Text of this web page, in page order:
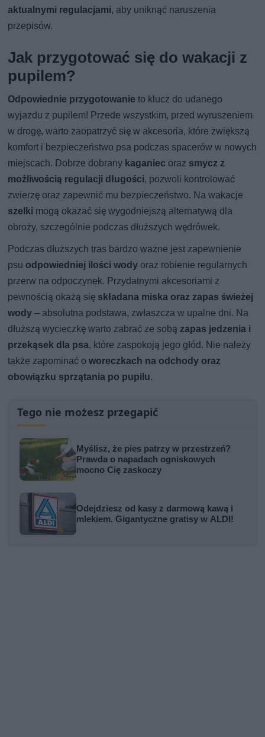
aktualnymi regulacjami, aby uniknąć naruszenia
przepisów.
Jak przygotować się do wakacji z
pupilem?
Odpowiednie przygotowanie to klucz do udanego
wyjazdu z pupilem! Przede wszystkim, przed wyruszeniem
w drogę, warto zaopatrzyć się w akcesoria, które zwiększą
komfort i bezpieczeństwo psa podczas spacerów w nowych
miejscach. Dobrze dobrany kaganiec oraz smycz z
możliwością regulacji długości, pozwoli kontrolować
zwierzę oraz zapewnić mu bezpieczeństwo. Na wakacje
szelki mogą okazać się wygodniejszą alternatywą dla
obroży, szczególnie podczas dłuższych wędrówek.
Podczas dłuższych tras bardzo ważne jest zapewnienie
psu odpowiedniej ilości wody oraz robienie regularnych
przerw na odpoczynek. Przydatnymi akcesoriami z
pewnością okażą się składana miska oraz zapas świeżej
wody – absolutna podstawa, zwłaszcza w upalne dni. Na
dłuższą wycieczkę warto zabrać ze sobą zapas jedzenia i
przekąsek dla psa, które zaspokoją jego głód. Nie należy
także zapominać oworeczkach na odchody oraz
obowiązku sprzątania po pupilu.
Tego nie możesz przegapić
Myślisz, że pies patrzy w przestrzeń?
Prawda o napadach ogniskowych
mocno Cię zaskoczy
Odejdziesz od kasy z darmową kawą i
mlekiem. Gigantyczne gratisy w ALDI!